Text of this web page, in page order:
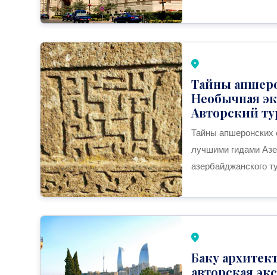
Тайны
Необычная
Авторский
Тайны апшеронских
лучшими гидами
азербайджанского
Баку
авторская